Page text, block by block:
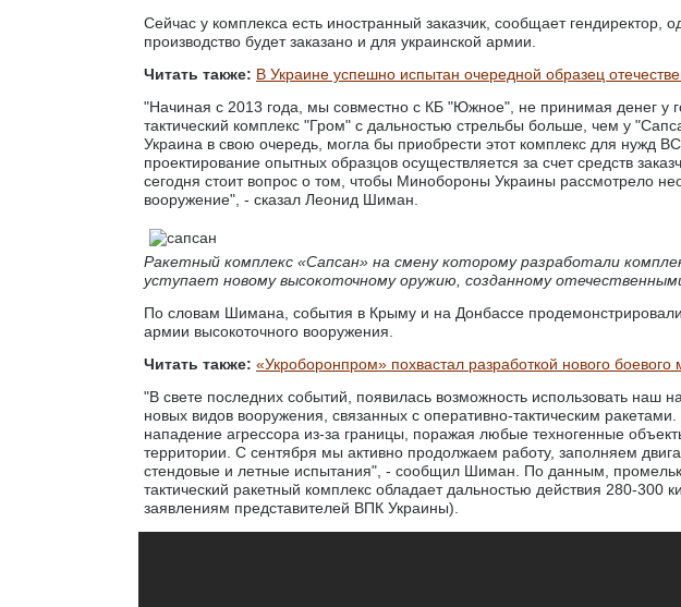
Сейчас у комплекса есть иностранный заказчик, сообщает гендиректор,
производство будет заказано и для украинской армии.
Читать также: В Украине успешно испытан очередной образец
"Начиная с 2013 года, мы совместно с КБ "Южное", не принимая денег у
тактический комплекс "Гром" с дальностью стрельбы больше, чем у
Украина в свою очередь, могла бы приобрести этот комплекс для нужд
проектирование опытных образцов осуществляется за счет средств
сегодня стоит вопрос о том, чтобы Минобороны Украины рассмотрело
вооружение", - сказал Леонид Шиман.
Ракетный комплекс «Сапсан» на смену которому разработали
уступает новому высокоточному оружию, созданному
По словам Шимана, события в Крыму и на Донбассе
армии высокоточного вооружения.
Читать также: «Укроборонпром» похвастал разработкой нового
"В свете последних событий, появилась возможность использовать наш
новых видов вооружения, связанных с оперативно-тактическим
нападение агрессора из-за границы, поражая любые техногенные
территории. С сентября мы активно продолжаем работу, заполняем
стендовые и летные испытания", - сообщил Шиман. По данным,
тактический ракетный комплекс обладает дальностью действия 280-300
заявлениям представителей ВПК Украины).